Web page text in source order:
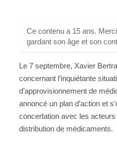
Ce contenu a 15 ans.
gardant son âge et son
Le 7 septembre, Xavier
concernant l’inquiétante
d’approvisionnement de
annoncé un plan d’action et
concertation avec les
distribution de médicaments.